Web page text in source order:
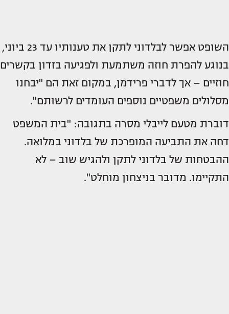
השופט אפשר לבלדוני לתקן את טענותיו עד 23 ביוני,
בנוגע להפרת חוזה משתמעת ולפגיעה בזדון בקשרים
חוזיים – אך לדברי פרידמן, במקום זאת הם "יבחנו
מסלולים משפטיים נוספים העומדים לרשותם".
דוברת מטעם לייבלי מסרה בתגובה: "בית המשפט
דחה את התביעה המופרכת של בלדוני במלואה.
ההבטחות של בלדוני לתקן ולהגיש שוב – לא
התקיימו. מדובר בניצחון מוחלט".